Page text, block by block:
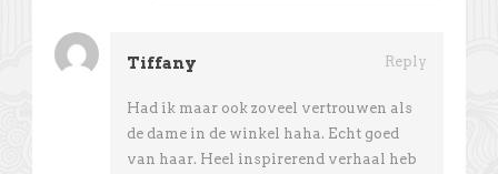
Tiffany Reply
Had ik maar ook zoveel vertrouwen als
de dame in de winkel haha. Echt goed
van haar. Heel inspirerend verhaal heb